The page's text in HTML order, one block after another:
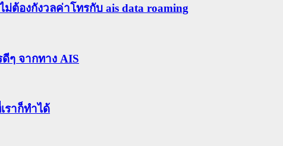
ม่ต้องกังวลค่าโทรกับ ais data roaming
ๆ จากทาง AIS
ราก็ทำได้